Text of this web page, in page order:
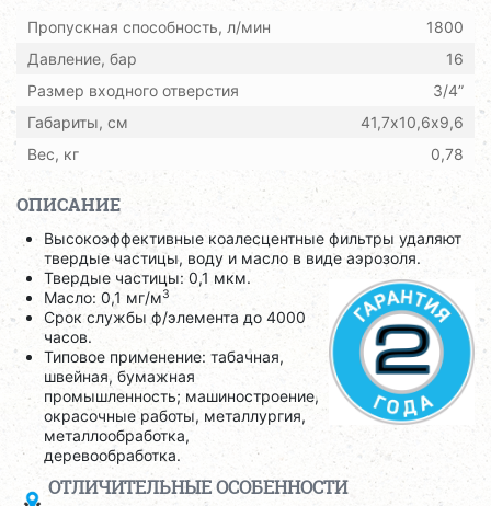
Пропускная способность, л/мин
1800
Давление, бар
16
Размер входного отверстия
3/4”
Габариты, см
41,7х10,6х9,6
Вес, кг
0,78
ОПИСАНИЕ
Высокоэффективные коалесцентные фильтры удаляют
твердые частицы, воду и масло в виде аэрозоля.
Твердые частицы: 0,1 мкм.
Масло: 0,1 мг/м3
Срок службы ф/элемента до 4000
часов.
Типовое применение: табачная,
швейная, бумажная
промышленность; машиностроение,
окрасочные работы, металлургия,
металлообработка,
деревообработка.
ОТЛИЧИТЕЛЬНЫЕ ОСОБЕННОСТИ